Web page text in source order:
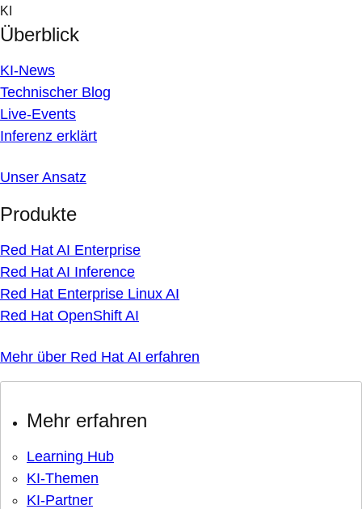
Skip
to
content
KI
Überblick
KI-News
Technischer Blog
Live-Events
Inferenz erklärt
Unser Ansatz
Produkte
Red Hat AI Enterprise
Red Hat AI Inference
Red Hat Enterprise Linux AI
Red Hat OpenShift AI
Mehr über Red Hat AI erfahren
Mehr erfahren
Learning Hub
KI-Themen
KI-Partner